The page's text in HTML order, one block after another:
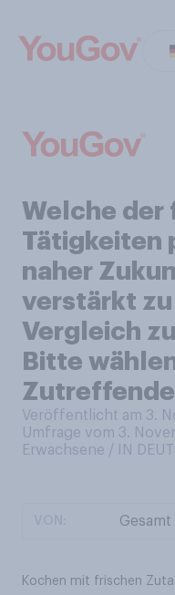
Welche der
Tätigkeiten
naher
verstärkt
Vergleich
Bitte
Zutreffende
Veröffentlicht am 3.
Umfrage vom 3.
Erwachsene / IN
Kochen mit frischen